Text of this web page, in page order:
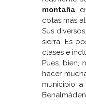
montaña,
cotas más
Sus
sierra. Es
clases e
Pues, bien,
hacer
municipio